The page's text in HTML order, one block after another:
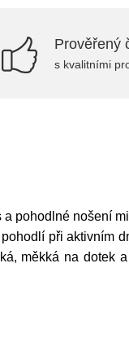
Prověřený
s kvalitními
a pohodlné nošení
při aktivním
měkká na dotek